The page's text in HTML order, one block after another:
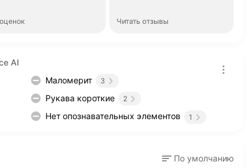
Читать отзывы
AI
Маломерит 3
Рукава короткие 2
Нет опознавательных элементов 1
По умолчанию